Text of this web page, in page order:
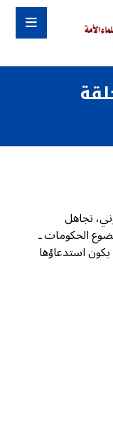
تجاهل
الحكومات ـ
استدعاؤها